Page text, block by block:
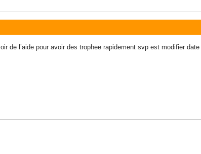
de l’aide pour avoir des trophee rapidement svp est modifier